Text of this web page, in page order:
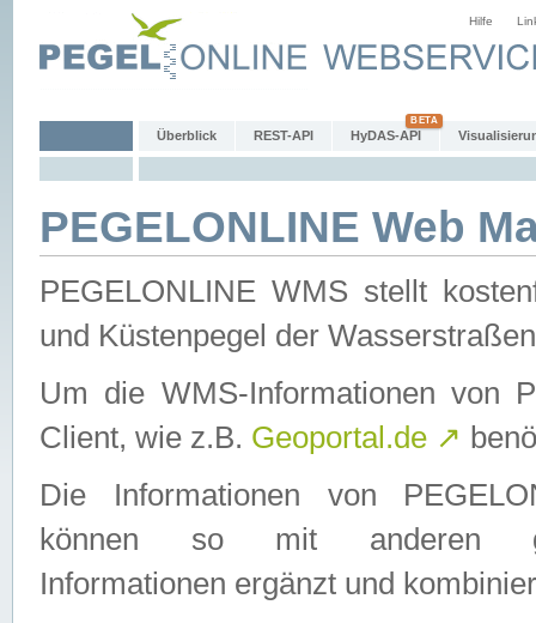
Hilfe
Überblick REST-API HyDAS-API
PEGELONLINE Web
PEGELONLINE WMS stellt
und Küstenpegel der
Um die WMS-Informationen von
Client, wie z.B. Geoportal.de ↗
Die Informationen von
können so mit anderen
Informationen ergänzt und